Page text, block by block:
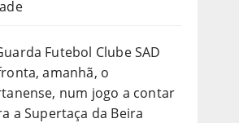
Futebol Clube SAD
amanhã, o
num jogo a contar
a Supertaça da Beira